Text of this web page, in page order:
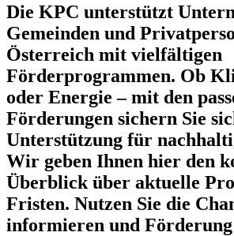
Die KPC unterstützt
Gemeinden und
Österreich mit vielfältigen
Förderprogrammen. Ob
oder Energie – mit den
Förderungen sichern Sie
Unterstützung für
Wir geben Ihnen hier den
Überblick über aktuelle
Fristen. Nutzen Sie die
informieren und